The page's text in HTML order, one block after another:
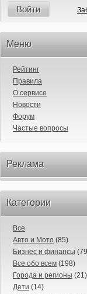
Войти
Меню
Рейтинг
Правила
О сервисе
Новости
Форум
Частые вопросы
Реклама
Категории
Все
Авто и Мото (85)
Бизнес и финансы
Все обо всем (198)
Города и регионы (21)
Дети (14)